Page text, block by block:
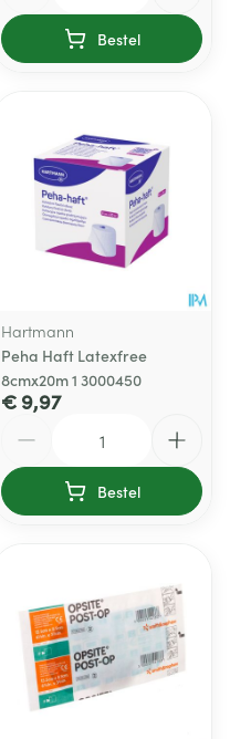
Bestel
Hartmann
Peha Haft Latexfree
8cmx20m 1 3000450
€ 9,97
Bestel